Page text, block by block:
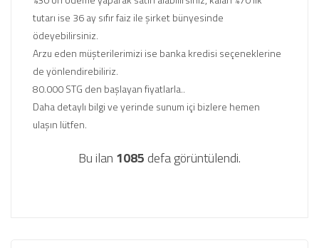
tutarı ise 36 ay sıfır faiz ile şirket bünyesinde
ödeyebilirsiniz.
Arzu eden müşterilerimizi ise banka kredisi seçeneklerine
de yönlendirebiliriz.
80.000 STG den başlayan fiyatlarla..
Daha detaylı bilgi ve yerinde sunum içi bizlere hemen
ulaşın lütfen.
Bu ilan 1085 defa görüntülendi.